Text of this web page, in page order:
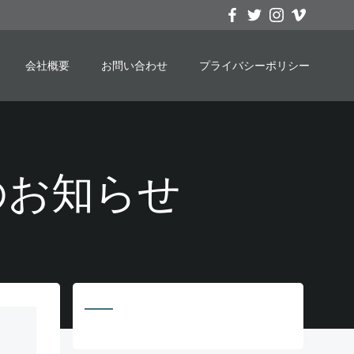
会社概要 お問い合わせ プライバシーポリシー
知らせ